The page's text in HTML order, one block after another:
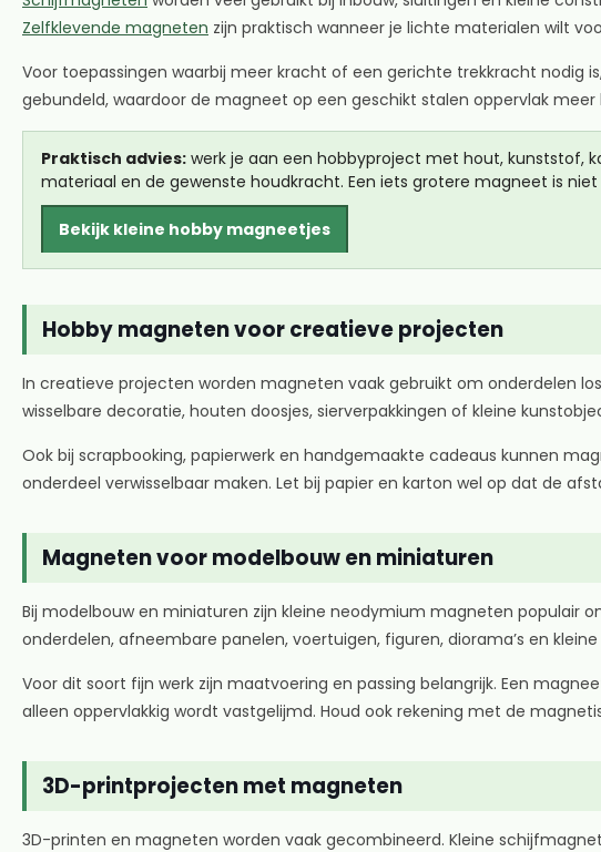
Zelfklevende magneten zijn praktisch wanneer je lichte materialen wilt
Voor toepassingen waarbij meer kracht of een gerichte trekkracht nodig
gebundeld, waardoor de magneet op een geschikt stalen oppervlak
Praktisch advies: werk je aan een hobbyproject met hout, kunststof,
materiaal en de gewenste houdkracht. Een iets grotere magneet is
Bekijk kleine hobby magneetjes
Hobby magneten voor creatieve projecten
In creatieve projecten worden magneten vaak gebruikt om onderdelen
wisselbare decoratie, houten doosjes, sierverpakkingen of kleine
Ook bij scrapbooking, papierwerk en handgemaakte cadeaus kunnen
onderdeel verwisselbaar maken. Let bij papier en karton wel op dat de
Magneten voor modelbouw en miniaturen
Bij modelbouw en miniaturen zijn kleine neodymium magneten populair
onderdelen, afneembare panelen, voertuigen, figuren, diorama’s en
Voor dit soort fijn werk zijn maatvoering en passing belangrijk. Een
alleen oppervlakkig wordt vastgelijmd. Houd ook rekening met de
3D-printprojecten met magneten
3D-printen en magneten worden vaak gecombineerd. Kleine